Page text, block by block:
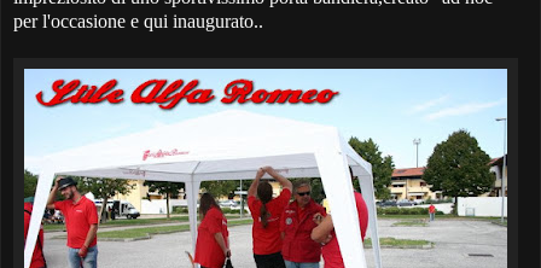
per l'occasione e qui inaugurato..